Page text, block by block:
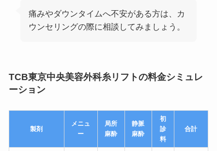
痛みやダウンタイムへ不安がある方は、カ
ウンセリングの際に相談してみましょう。
TCB東京中央美容外科糸リフトの料金シミュレ
ーション
製剤
メニュ
ー
局所
麻酔
静脈
麻酔
初
診
料
合計